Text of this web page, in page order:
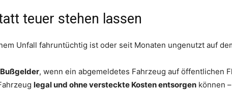
teuer stehen lassen
Unfall fahruntüchtig ist oder seit Monaten ungenutzt auf
Bußgelder, wenn ein abgemeldetes Fahrzeug auf öffentlichen
legal und ohne versteckte Kosten entsorgen können